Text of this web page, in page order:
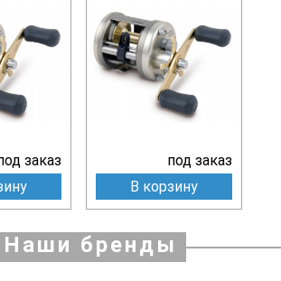
заказ
под заказ
В корзину
Наши бренды